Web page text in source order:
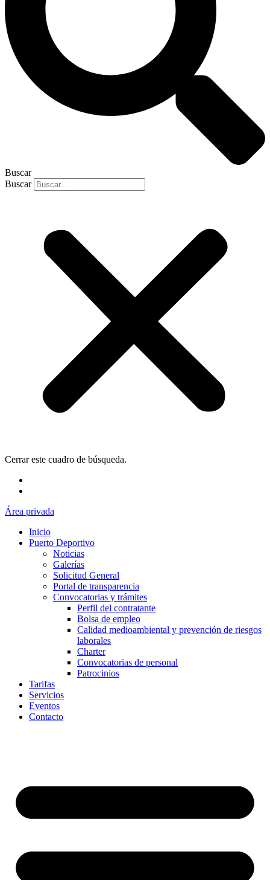
Buscar
Buscar
Cerrar este cuadro de búsqueda.
Área privada
Inicio
Puerto Deportivo
Noticias
Galerías
Solicitud General
Portal de transparencia
Convocatorias y trámites
Perfil del contratante
Bolsa de empleo
Calidad medioambiental y prevención de riesgos
laborales
Charter
Convocatorias de personal
Patrocinios
Tarifas
Servicios
Eventos
Contacto